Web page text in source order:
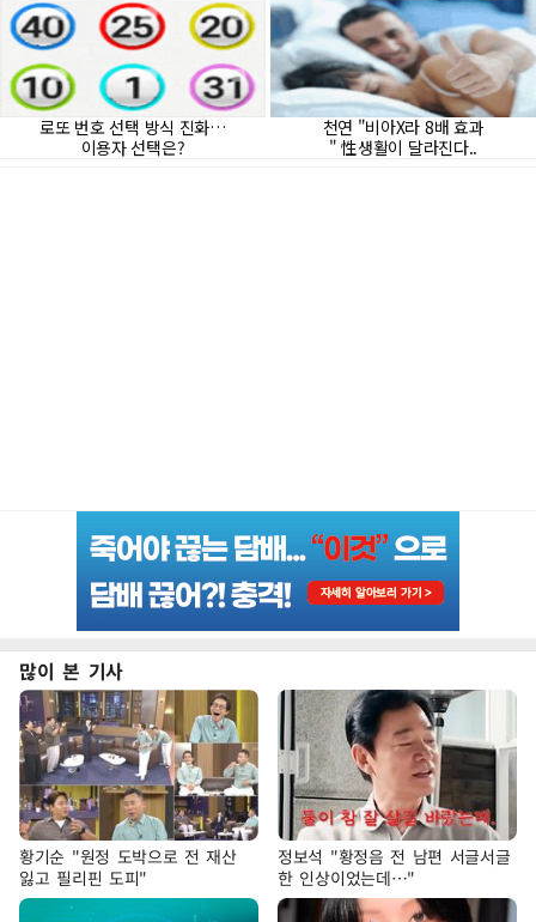
많이 본 기사
황기순 "원정 도박으로 전 재산
잃고 필리핀 도피"
정보석 "황정음 전 남편 서글서글
한 인상이었는데…"